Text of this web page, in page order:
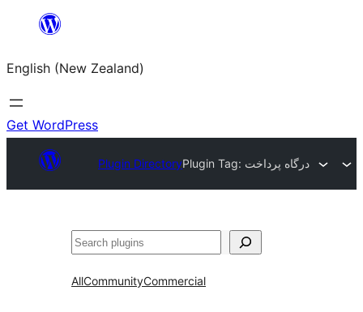
content
English (New Zealand)
Get WordPress
Plugin DirectoryPlugin Tag: درگاه پرداخت
Search
AllCommunityCommercial